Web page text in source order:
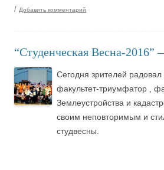
/ Добавить комментарий
“Студенческая Весна-
Сегодня зрителей радовал
факультет-триумфатор ,
Землеустройства и
своим неповторимым и
студвесны.